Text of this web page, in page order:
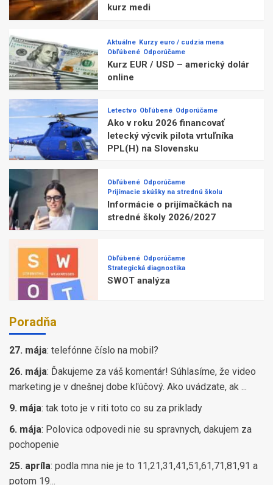
kurz medi
Aktuálne Kurzy euro / cudzia mena
Obľúbené Odporúčame
Kurz EUR / USD – americký dolár
online
Letectvo Obľúbené Odporúčame
Ako v roku 2026 financovať
letecký výcvik pilota vrtuľníka
PPL(H) na Slovensku
Obľúbené Odporúčame
Prijímacie skúšky na strednú školu
Informácie o prijímačkách na
stredné školy 2026/2027
Obľúbené Odporúčame
Strategická diagnostika
SWOT analýza
Poradňa
27. mája: telefónne číslo na mobil?
26. mája: Ďakujeme za váš komentár! Súhlasíme, že video
marketing je v dnešnej dobe kľúčový. Ako uvádzate, ak ...
9. mája: tak toto je v riti toto co su za priklady
6. mája: Polovica odpovedi nie su spravnych, dakujem za
pochopenie
25. apríla: podla mna nie je to 11,21,31,41,51,61,71,81,91 a
potom 19...